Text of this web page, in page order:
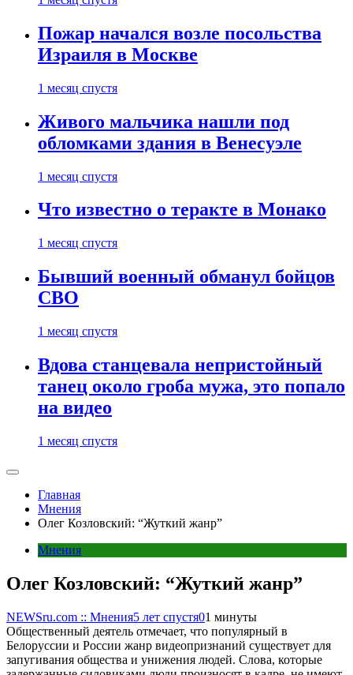
Пожар начался возле посольства
Израиля в Москве
1 месяц спустя
Живого мальчика нашли под
обломками здания в Венесуэле
1 месяц спустя
Что известно о теракте в Монако
1 месяц спустя
Бывший военный обманул бойцов
СВО
1 месяц спустя
Вдова станцевала непристойный
танец около гроба мужа, это попало
на видео
1 месяц спустя
Главная
Мнения
Олег Козловский: “Жуткий жанр”
Мнения
Олег Козловский: “Жуткий жанр”
NEWSru.com :: Мнения5 лет спустя01 минуты
Общественный деятель отмечает, что популярный в
Белоруссии и России жанр видеопризнаний существует для
запугивания общества и унижения людей. Слова, которые